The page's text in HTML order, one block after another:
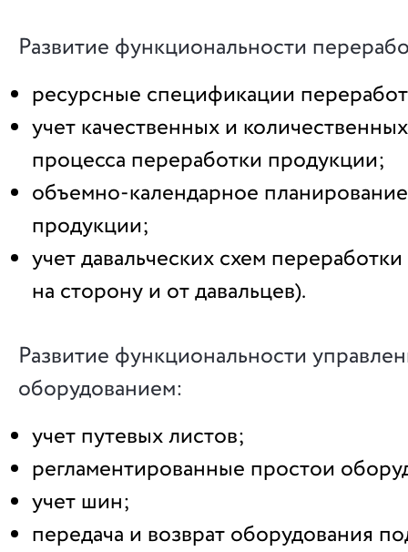
Развитие функциональности
ресурсные спецификации
учет качественных и
процесса переработки продукции;
объемно-календарное
продукции;
учет давальческих схем
на сторону и от давальцев).
Развитие функциональности
оборудованием:
учет путевых листов;
регламентированные простои
учет шин;
передача и возврат оборудования